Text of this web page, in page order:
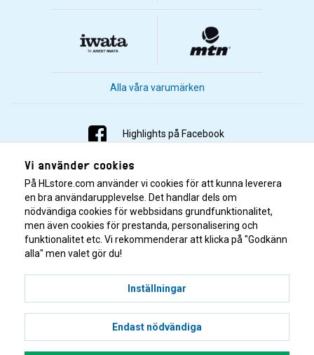
Alla våra varumärken
Highlights på Facebook
Highlights på Instagram
Highlights på Youtube
Highlights på Tiktok
© 2001–2026 Highlights/KR Distribution AB.
Vi använder cookies
På HLstore.com använder vi cookies för att kunna leverera
en bra användarupplevelse. Det handlar dels om
nödvändiga cookies för webbsidans grundfunktionalitet,
men även cookies för prestanda, personalisering och
funktionalitet etc. Vi rekommenderar att klicka på "Godkänn
alla" men valet gör du!
Inställningar
Endast nödvändiga